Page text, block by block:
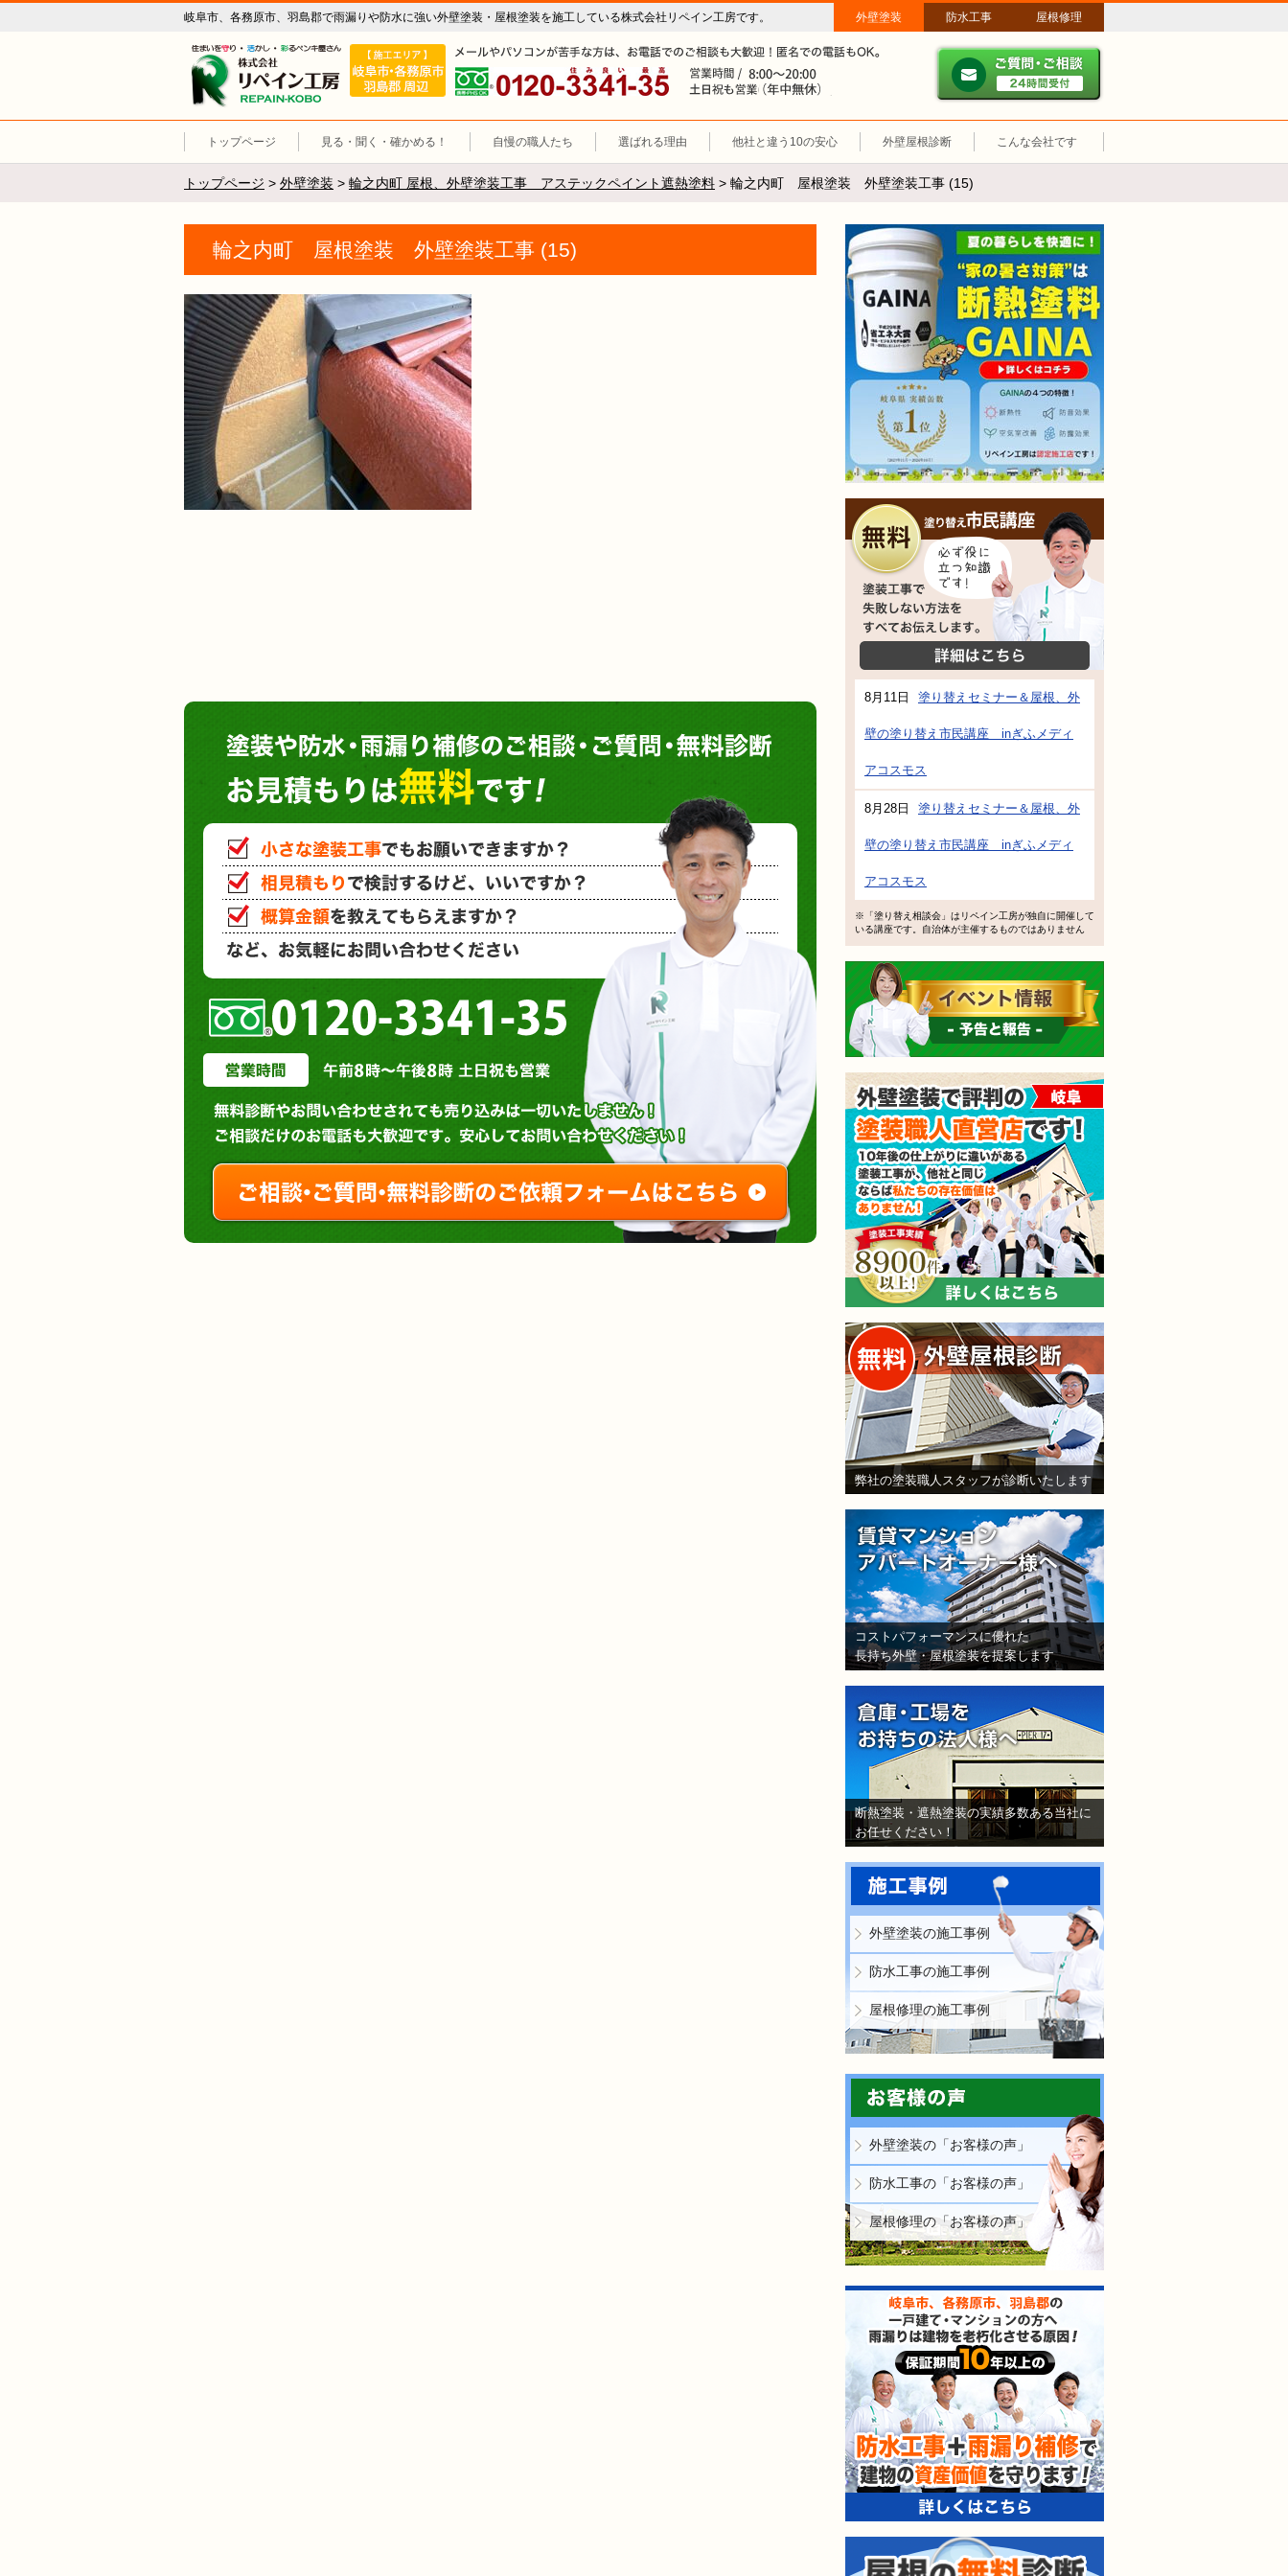
岐阜市、各務原市、羽島郡で雨漏りや防水に強い外壁塗装・屋根塗装を施工している株式会社リペイン工房です。 外壁塗装 防水工事 屋根修理
リペイン工房（外壁塗装・屋根塗装・雨漏り修理・防水工事）
施工エリア 岐阜市、各務原市、羽島郡。
メールやパソコンが苦手な方は、お電話でのご相談も大歓迎！匿名での
0120-3341-35
営業時間：午前8時～午後8時 年中無休、土日祝も営業しています。
トップページ 見る・聞く・確かめる！ 自慢の職人たち 選ばれる理由 他社と違う10の安心 外壁屋根診断 こんな会社です
トップページ > 外壁塗装 > 輪之内町 屋根、外壁塗装工事 アステックペイント遮熱塗料 > 輪之内町 屋根塗装 外壁塗装工事 (15)
輪之内町 屋根塗装 外壁塗装工事 (15)
塗装工事で失敗しない方法をすべてお伝え
8月11日 塗り替えセミナー＆屋根、外
壁の塗り替え市民講座 inぎふメディ
アコスモス
8月28日 塗り替えセミナー＆屋根、外
壁の塗り替え市民講座 inぎふメディ
アコスモス
※「塗り替え相談会」はリペイン工房が独自に開催して
いる講座です。自治体が主催するものではありません
弊社の塗装職人スタッフが診断いたします
コストパフォーマンスに優れた
長持ち外壁・屋根塗装を提案します
断熱塗装・遮熱塗装の実績多数ある当社に
お任せください！
外壁塗装の施工事例
防水工事の施工事例
屋根修理の施工事例
外壁塗装の「お客様の声」
防水工事の「お客様の声」
屋根修理の「お客様の声」
塗装や防水・雨漏り補修のご相談・ご質問・無
小さな塗装工事でもお願いできますか？
相見積もりで検討するけど、いいですか？
概算金額を教えてもらえますか？
など、お気軽にお問い合わせください。
0120-3341-35
営業時間 : 午前8時～午後8時 土日祝も営業
無料診断やお問い合わせされても売り込みは一切いたしません！ ご相談だけのお電話
ご相談・ご質問・無料診断のご依頼フォームはこちら